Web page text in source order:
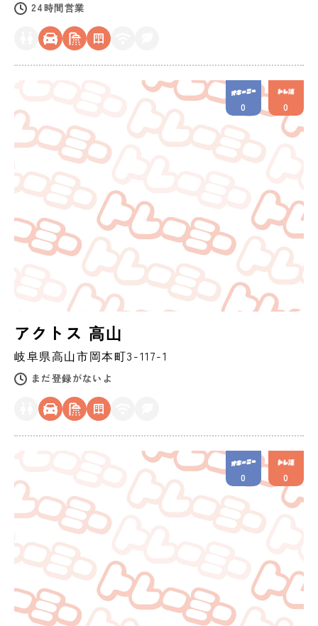
24時間営業
アクトス 高山
岐阜県高山市岡本町3-117-1
まだ登録がないよ
0 0
0 0